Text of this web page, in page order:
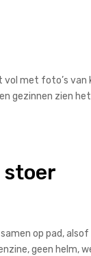
met foto’s van
gezinnen zien
stoer
op pad,
geen helm,